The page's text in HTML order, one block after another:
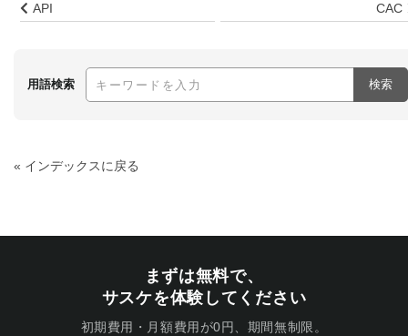
API CAC
用語検索 検索
« インデックスに戻る
まずは無料で、
サスケを体験してください
初期費用・月額費用が0円、期間無制限。